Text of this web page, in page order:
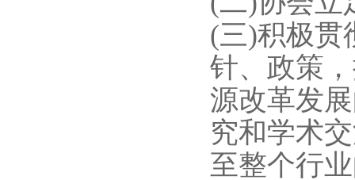
(三)积极贯
针、政策
源改革发
究和学术
至整个行